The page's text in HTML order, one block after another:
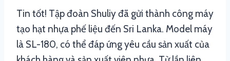
Tin tốt! Tập đoàn Shuliy đã gửi thành công máy
tạo hạt nhựa phế liệu đến Sri Lanka. Model máy
là SL-180, có thể đáp ứng yêu cầu sản xuất của